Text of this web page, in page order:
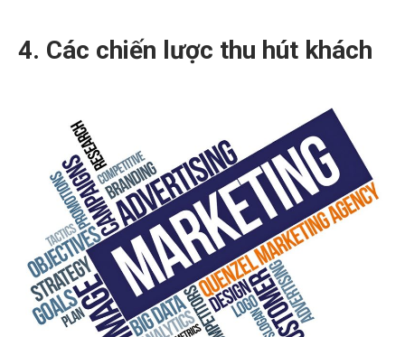
4. Các chiến lược thu hút khách